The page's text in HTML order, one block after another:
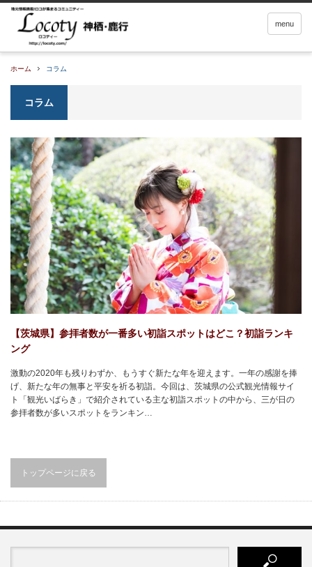
menu
ホーム コラム
コラム
【茨城県】参拝者数が一番多い初詣スポットはどこ？初詣ランキ
ング
激動の2020年も残りわずか、もうすぐ新たな年を迎えます。一年の感謝を捧
げ、新たな年の無事と平安を祈る初詣。今回は、茨城県の公式観光情報サイ
ト「観光いばらき」で紹介されている主な初詣スポットの中から、三が日の
参拝者数が多いスポットをランキン…
トップページに戻る